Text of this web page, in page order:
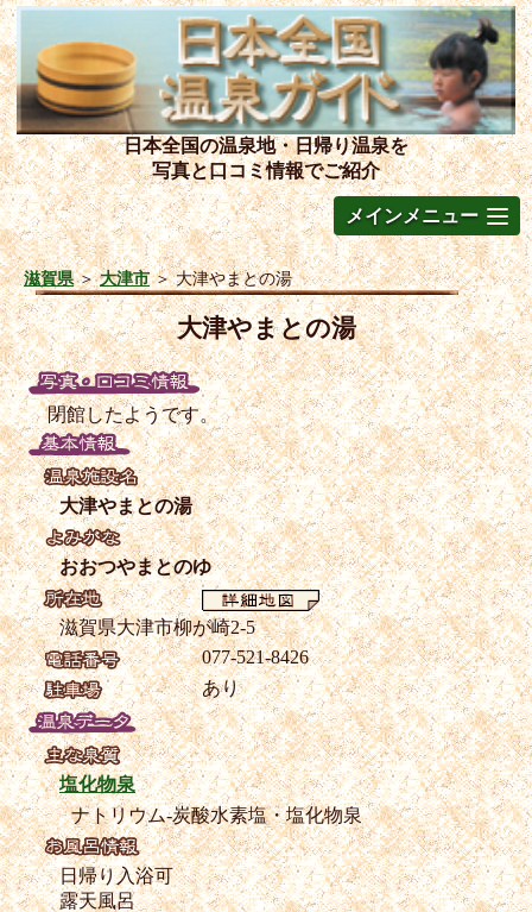
日本全国の温泉地・日帰り温泉を
写真と口コミ情報でご紹介
メインメニュー
滋賀県＞大津市＞大津やまとの湯
大津やまとの湯
閉館したようです。
大津やまとの湯
おおつやまとのゆ
滋賀県大津市柳が崎2-5
077-521-8426
あり
塩化物泉
ナトリウム-炭酸水素塩・塩化物泉
日帰り入浴可
露天風呂